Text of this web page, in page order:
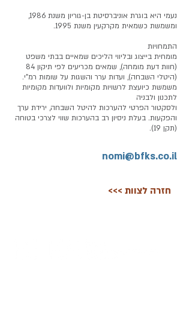
נעמי היא בוגרת אוניברסיטת בן-גוריון משנת 1986,
ומשמשת כשמאית מקרקעין משנת 1995.
התמחויות
מומחית בייצוג ובליווי הליכים שמאיים בבתי משפט
(חוות דעת מומחה), שמאים מכריעים לפי תיקון 84
(היטלי השבחה), ועדות ערר והשגות על שומות רמ"י.
משמשת כיועצת לרשויות מקומיות ולוועדות מקומיות
לתכנון ולבניה
ולסקטור הפרטי להערכות להיטל השבחה, ירידת ערך
והפקעות. בעלת ניסיון רב בהערכות שווי לצרכי בטוחה
(תקן 19).
nomi@bfks.co.il
<<< חזרה לצוות